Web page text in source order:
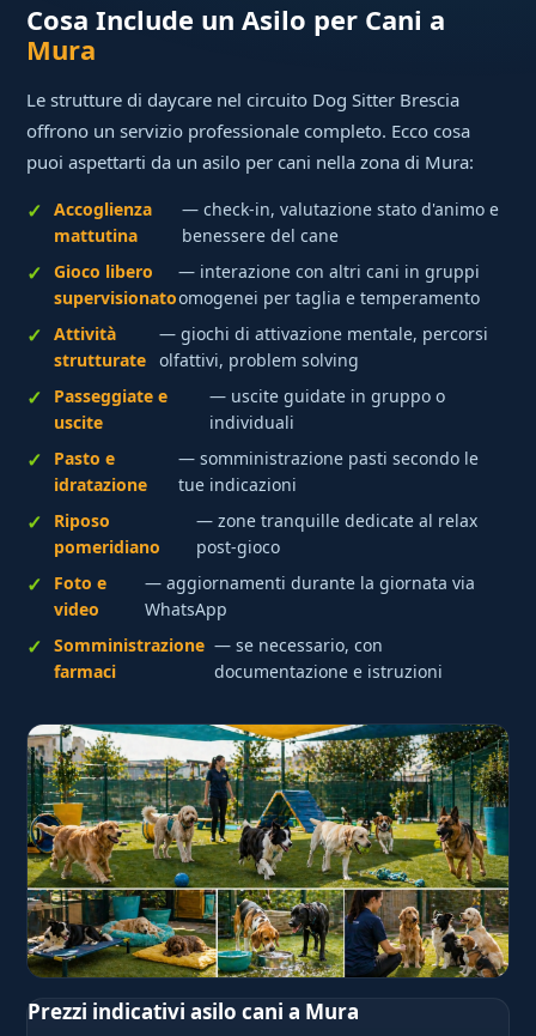
Cosa Include un Asilo per Cani a
Mura
Le strutture di daycare nel circuito Dog Sitter Brescia
offrono un servizio professionale completo. Ecco cosa
puoi aspettarti da un asilo per cani nella zona di Mura:
Accoglienza
mattutina
— check-in, valutazione stato d'animo e
benessere del cane
Gioco libero
supervisionato
— interazione con altri cani in gruppi
omogenei per taglia e temperamento
Attività
strutturate
— giochi di attivazione mentale, percorsi
olfattivi, problem solving
Passeggiate e
uscite
— uscite guidate in gruppo o
individuali
Pasto e
idratazione
— somministrazione pasti secondo le
tue indicazioni
Riposo
pomeridiano
— zone tranquille dedicate al relax
post-gioco
Foto e
video
— aggiornamenti durante la giornata via
WhatsApp
Somministrazione
farmaci
— se necessario, con
documentazione e istruzioni
Prezzi indicativi asilo cani a Mura